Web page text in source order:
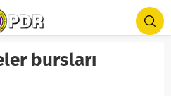
bursları